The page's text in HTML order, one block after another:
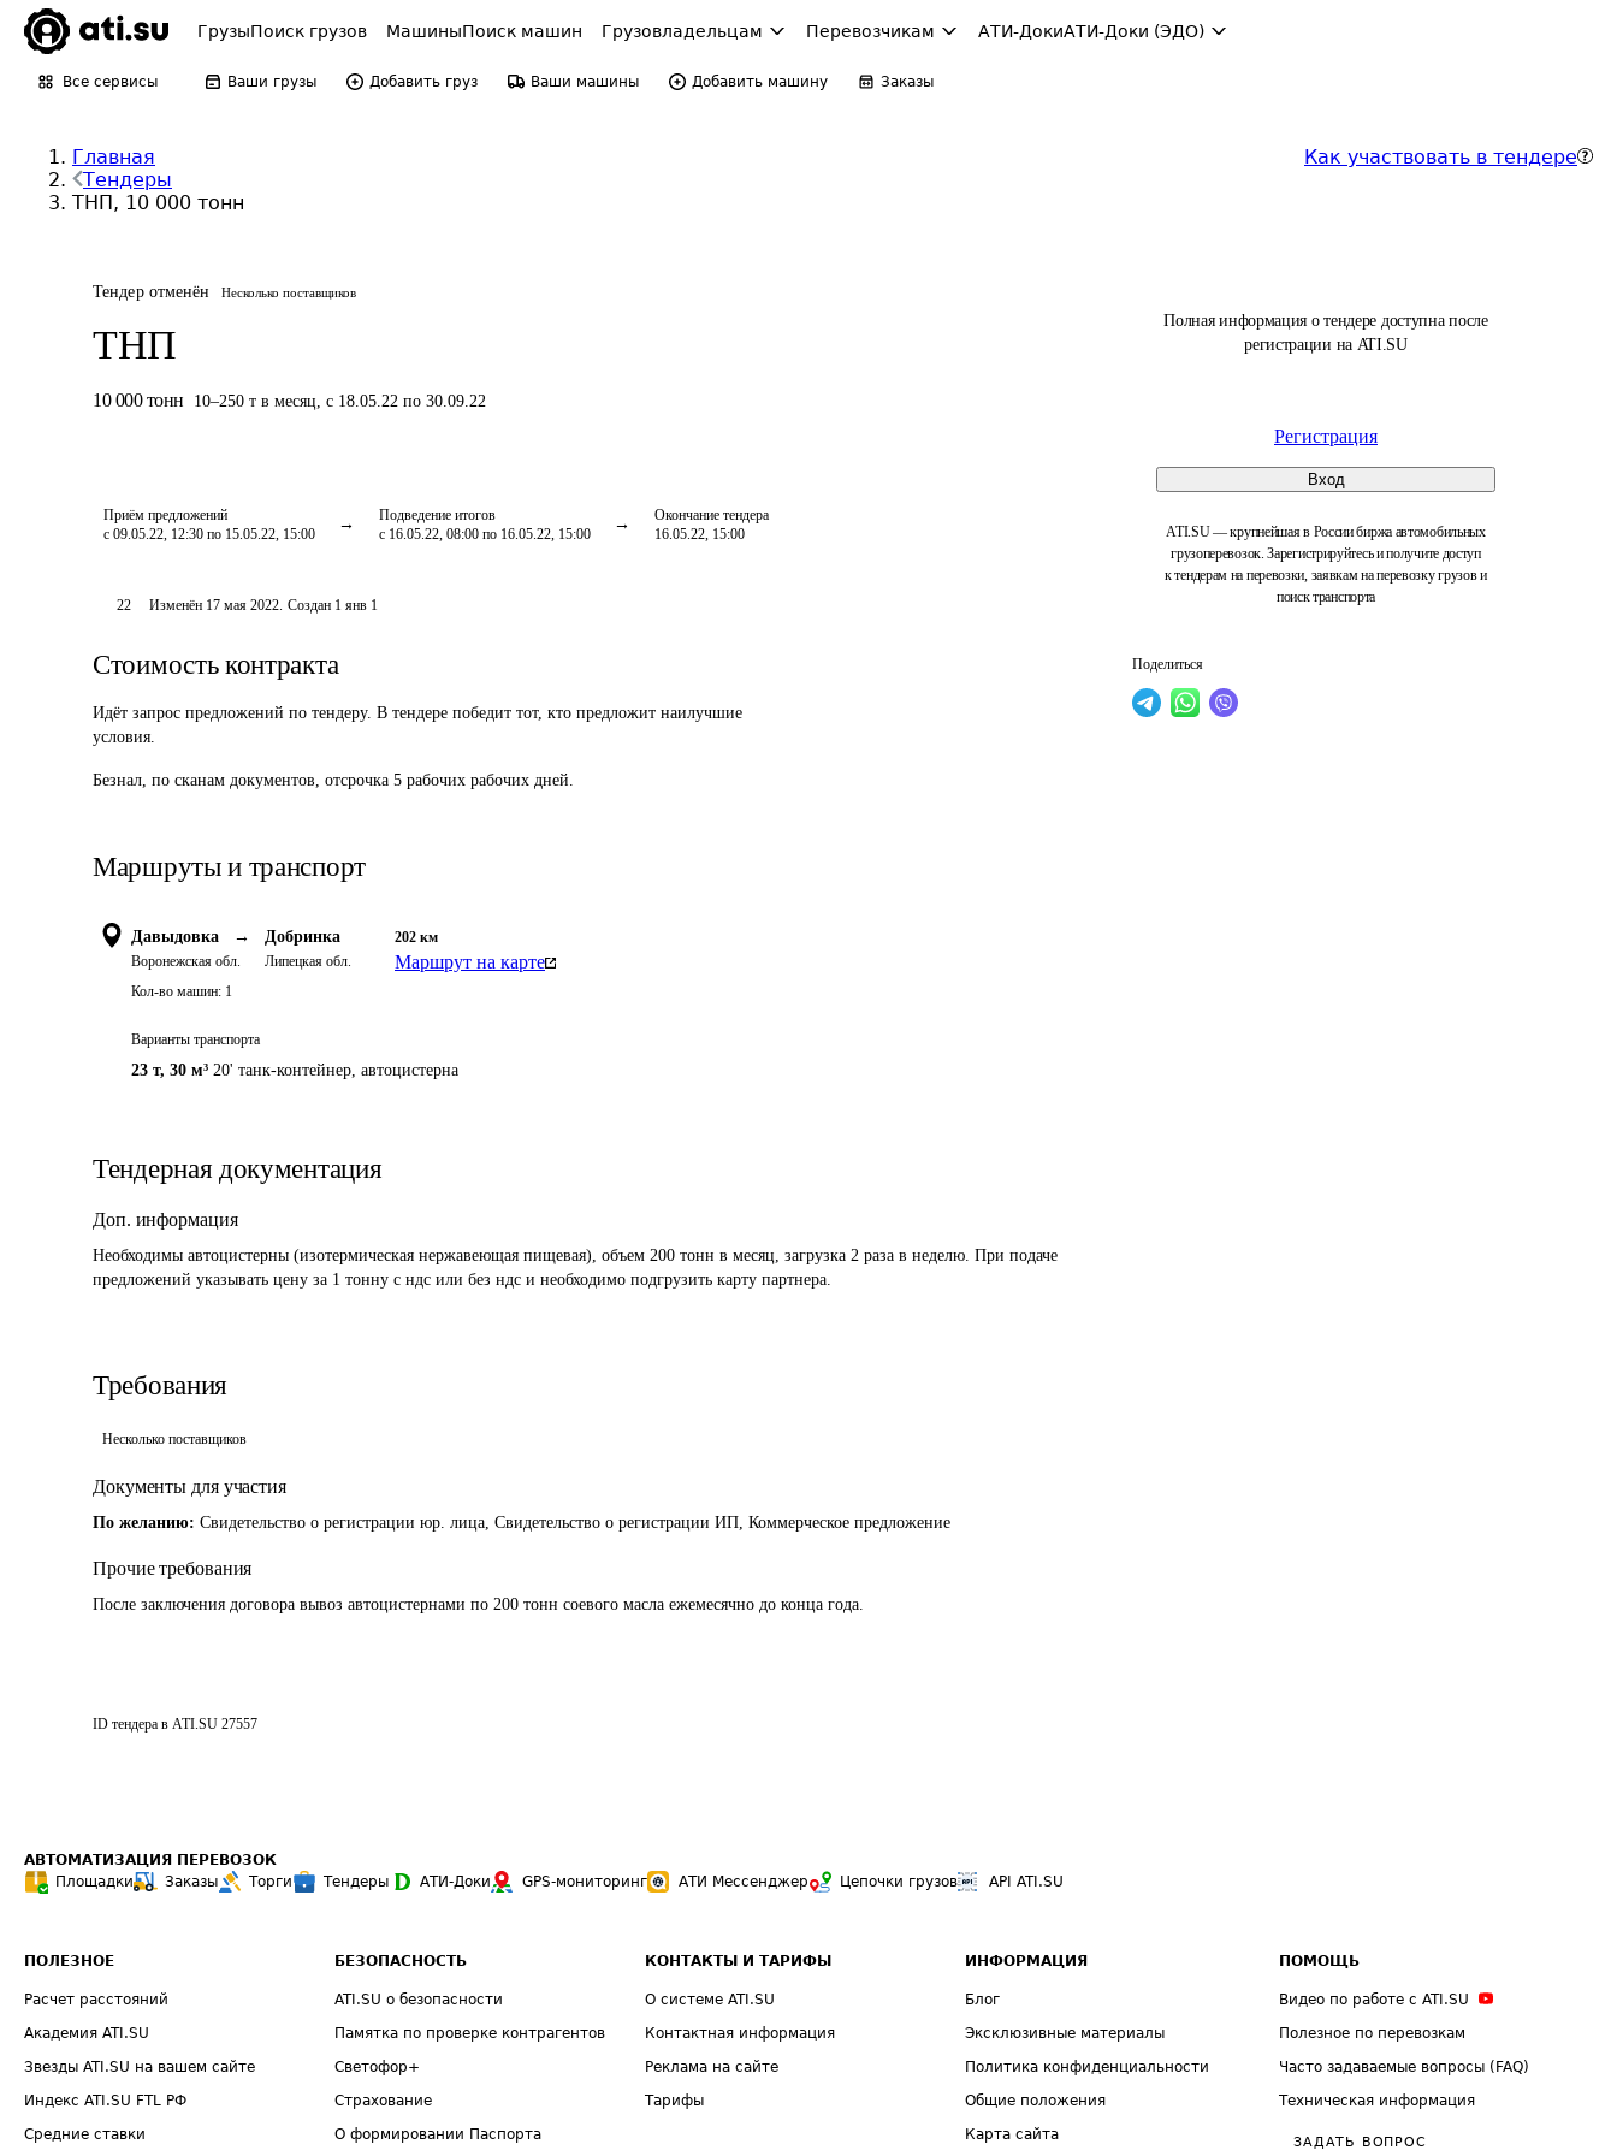
ГрузыПоиск грузов МашиныПоиск машин Грузовладельцам Перевозчикам АТИ-ДокиАТИ-Доки (ЭДО)
Все сервисы Ваши грузы Добавить груз Ваши машины Добавить машину Заказы
Главная
Тендеры
ТНП, 10 000 тонн
Как участвовать в тендере
Тендер отменён Несколько поставщиков
ТНП
10 000 тонн 10–250 т в месяц, с 18.05.22 по 30.09.22
Приём предложений
с 09.05.22, 12:30 по 15.05.22, 15:00
Подведение итогов
с 16.05.22, 08:00 по 16.05.22, 15:00
Окончание тендера
16.05.22, 15:00
Полная информация о тендере доступна после
регистрации на ATI.SU
Регистрация
Вход
ATI.SU — крупнейшая в России биржа автомобильных
грузоперевозок. Зарегистрируйтесь и получите доступ
к тендерам на перевозки, заявкам на перевозку грузов и
поиск транспорта
Поделиться
22 Изменён 17 мая 2022. Создан 1 янв 1
Стоимость контракта
Идёт запрос предложений по тендеру. В тендере победит тот, кто предложит наилучшие
условия.
Безнал, по сканам документов, отсрочка 5 рабочих рабочих дней.
Маршруты и транспорт
Давыдовка →
Воронежская обл.
Добринка
Липецкая обл.
202 км
Маршрут на карте
Кол-во машин: 1
Варианты транспорта
23 т, 30 м³ 20' танк-контейнер, автоцистерна
Тендерная документация
Доп. информация
Необходимы автоцистерны (изотермическая нержавеющая пищевая), объем 200 тонн в месяц, загрузка 2 раза в неделю. При подаче
предложений указывать цену за 1 тонну с ндс или без ндс и необходимо подгрузить карту партнера.
Требования
Несколько поставщиков
Документы для участия
По желанию: Свидетельство о регистрации юр. лица, Свидетельство о регистрации ИП, Коммерческое предложение
Прочие требования
После заключения договора вывоз автоцистернами по 200 тонн соевого масла ежемесячно до конца года.
ID тендера в ATI.SU 27557
АВТОМАТИЗАЦИЯ ПЕРЕВОЗОК
Площадки
Заказы Торги Тендеры АТИ-Доки GPS-мониторинг АТИ Мессенджер Цепочки грузов API ATI.SU
ПОЛЕЗНОЕ
Расчет расстояний
Академия ATI.SU
Звезды ATI.SU на вашем сайте
Индекс ATI.SU FTL РФ
Средние ставки
БЕЗОПАСНОСТЬ
ATI.SU о безопасности
Памятка по проверке контрагентов
Светофор+
Страхование
О формировании Паспорта
КОНТАКТЫ И ТАРИФЫ
О системе ATI.SU
Контактная информация
Реклама на сайте
Тарифы
ИНФОРМАЦИЯ
Блог
Эксклюзивные материалы
Политика конфиденциальности
Общие положения
Карта сайта
ПОМОЩЬ
Видео по работе с ATI.SU
Полезное по перевозкам
Часто задаваемые вопросы (FAQ)
Техническая информация
ЗАДАТЬ ВОПРОС